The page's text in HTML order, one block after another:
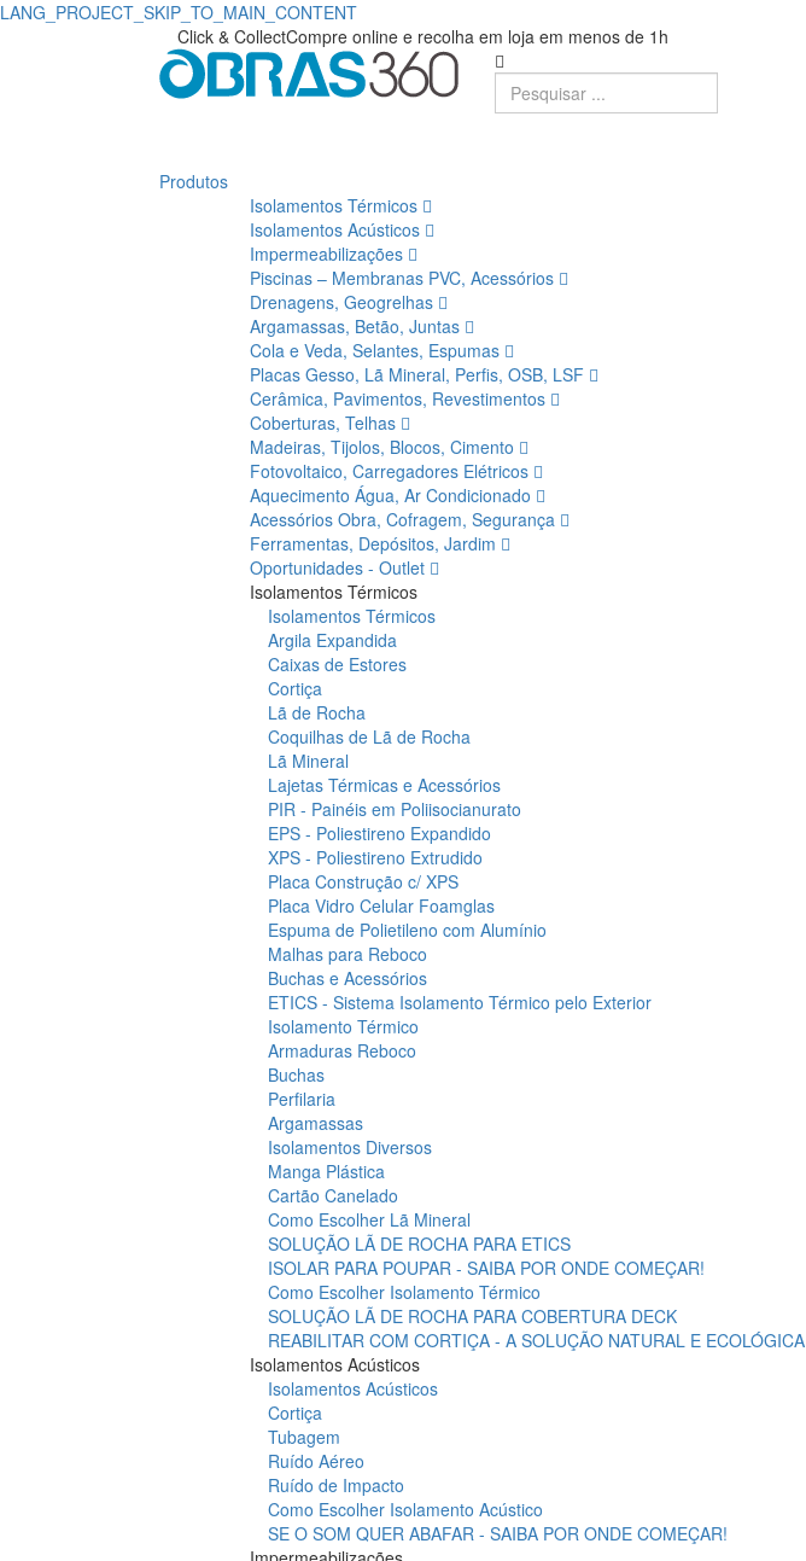
LANG_PROJECT_SKIP_TO_MAIN_CONTENT
Click & CollectCompre online e recolha em loja em menos de 1h
Produtos
Isolamentos Térmicos
Isolamentos Acústicos
Impermeabilizações
Piscinas – Membranas PVC, Acessórios
Drenagens, Geogrelhas
Argamassas, Betão, Juntas
Cola e Veda, Selantes, Espumas
Placas Gesso, Lã Mineral, Perfis, OSB, LSF
Cerâmica, Pavimentos, Revestimentos
Coberturas, Telhas
Madeiras, Tijolos, Blocos, Cimento
Fotovoltaico, Carregadores Elétricos
Aquecimento Água, Ar Condicionado
Acessórios Obra, Cofragem, Segurança
Ferramentas, Depósitos, Jardim
Oportunidades - Outlet
Isolamentos Térmicos
Isolamentos Térmicos
Argila Expandida
Caixas de Estores
Cortiça
Lã de Rocha
Coquilhas de Lã de Rocha
Lã Mineral
Lajetas Térmicas e Acessórios
PIR - Painéis em Poliisocianurato
EPS - Poliestireno Expandido
XPS - Poliestireno Extrudido
Placa Construção c/ XPS
Placa Vidro Celular Foamglas
Espuma de Polietileno com Alumínio
Malhas para Reboco
Buchas e Acessórios
ETICS - Sistema Isolamento Térmico pelo Exterior
Isolamento Térmico
Armaduras Reboco
Buchas
Perfilaria
Argamassas
Isolamentos Diversos
Manga Plástica
Cartão Canelado
Como Escolher Lã Mineral
SOLUÇÃO LÃ DE ROCHA PARA ETICS
ISOLAR PARA POUPAR - SAIBA POR ONDE COMEÇAR!
Como Escolher Isolamento Térmico
SOLUÇÃO LÃ DE ROCHA PARA COBERTURA DECK
REABILITAR COM CORTIÇA - A SOLUÇÃO NATURAL E ECOLÓGICA
Isolamentos Acústicos
Isolamentos Acústicos
Cortiça
Tubagem
Ruído Aéreo
Ruído de Impacto
Como Escolher Isolamento Acústico
SE O SOM QUER ABAFAR - SAIBA POR ONDE COMEÇAR!